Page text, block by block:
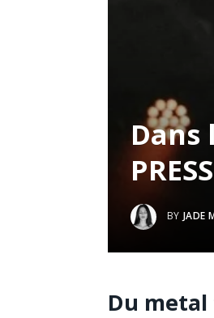
Dans
BY JADE
Du